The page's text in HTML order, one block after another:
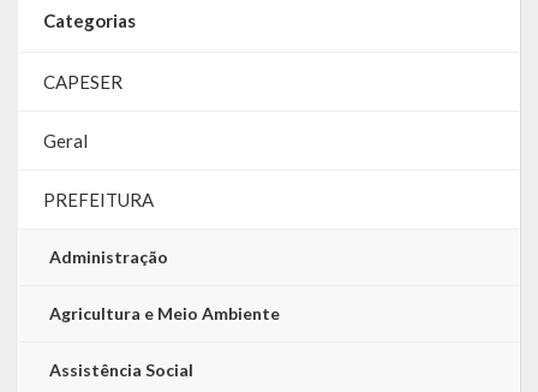
Categorias
CAPESER
Geral
PREFEITURA
Administração
Agricultura e Meio Ambiente
Assistência Social